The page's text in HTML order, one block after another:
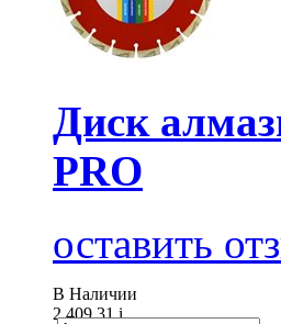
Диск
PRO
оставить
В Наличии
2 409.31i